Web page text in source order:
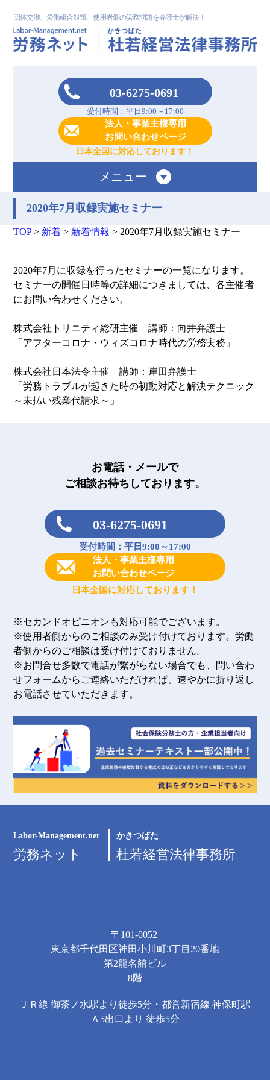
団体交渉、労働組合対策、使用者側の労務問題を弁護士が解決！
03-6275-0691
受付時間：平日9:00～17:00
法人・事業主様専用
お問い合わせページ
日本全国に対応しております！
メニュー
2020年7月収録実施セミナー
TOP> 新着 > 新着情報 > 2020年7月収録実施セミナー
2020年7月に収録を行ったセミナーの一覧になります。
セミナーの開催日時等の詳細につきましては、各主催者
にお問い合わせください。
株式会社トリニティ総研主催 講師：向井弁護士
「アフターコロナ・ウィズコロナ時代の労務実務」
株式会社日本法令主催 講師：岸田弁護士
「労務トラブルが起きた時の初動対応と解決テクニック
～未払い残業代請求～」
お電話・メールで
ご相談お待ちしております。
03-6275-0691
受付時間：平日9:00～17:00
法人・事業主様専用
お問い合わせページ
日本全国に対応しております！
※セカンドオピニオンも対応可能でございます。
※使用者側からのご相談のみ受け付けております。労働
者側からのご相談は受け付けておりません。
※お問合せ多数で電話が繋がらない場合でも、問い合わ
せフォームからご連絡いただければ、速やかに折り返し
お電話させていただきます。
Labor-Management.net
労務ネット
かきつばた
杜若経営法律事務所
〒101-0052
東京都千代田区神田小川町3丁目20番地
第2龍名館ビル
8階
ＪＲ線 御茶ノ水駅より徒歩5分・都営新宿線 神保町駅
Ａ5出口より 徒歩5分